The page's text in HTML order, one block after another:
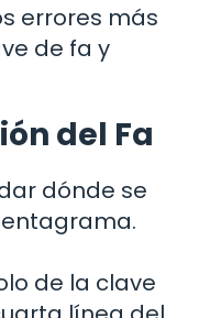
errores más
de fa y
del Fa
dónde se
de la clave